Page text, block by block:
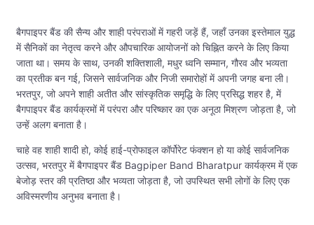
बैगपाइपर बैंड की सैन्य और शाही परंपराओं में गहरी जड़ें हैं, जहाँ उनका इस्तेमाल युद्ध
में सैनिकों का नेतृत्व करने और औपचारिक आयोजनों को चिह्नित करने के लिए किया
जाता था। समय के साथ, उनकी शक्तिशाली, मधुर ध्वनि सम्मान, गौरव और भव्यता
का प्रतीक बन गई, जिसने सार्वजनिक और निजी समारोहों में अपनी जगह बना ली।
भरतपुर, जो अपने शाही अतीत और सांस्कृतिक समृद्धि के लिए प्रसिद्ध शहर है, में
बैगपाइपर बैंड कार्यक्रमों में परंपरा और परिष्कार का एक अनूठा मिश्रण जोड़ता है, जो
उन्हें अलग बनाता है।
चाहे वह शाही शादी हो, कोई हाई-प्रोफाइल कॉर्पोरेट फंक्शन हो या कोई सार्वजनिक
उत्सव, भरतपुर में बैगपाइपर बैंड Bagpiper Band Bharatpur कार्यक्रम में एक
बेजोड़ स्तर की प्रतिष्ठा और भव्यता जोड़ता है, जो उपस्थित सभी लोगों के लिए एक
अविस्मरणीय अनुभव बनाता है।